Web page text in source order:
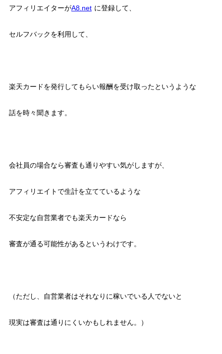
アフィリエイターがA8.net に登録して、
セルフバックを利用して、
楽天カードを発行してもらい報酬を受け取ったというような
話を時々聞きます。
会社員の場合なら審査も通りやすい気がしますが、
アフィリエイトで生計を立てているような
不安定な自営業者でも楽天カードなら
審査が通る可能性があるというわけです。
（ただし、自営業者はそれなりに稼いでいる人でないと
現実は審査は通りにくいかもしれません。）